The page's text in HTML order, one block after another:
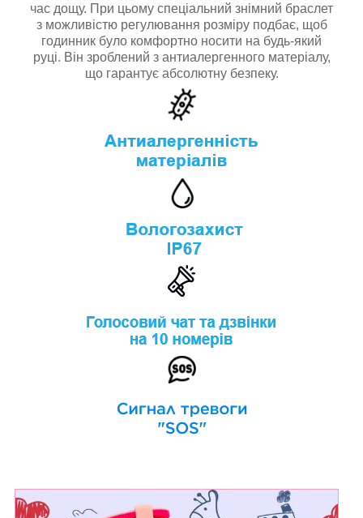
час дощу. При цьому спеціальний знімний браслет
з можливістю регулювання розміру подбає, щоб
годинник було комфортно носити на будь-який
руці. Він зроблений з антиалергенного матеріалу,
що гарантує абсолютну безпеку.